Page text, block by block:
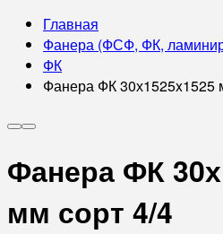
Главная
Фанера (ФСФ, ФК,
ФК
Фанера ФК 30х1525x1525
Фанера ФК
мм сорт 4/4